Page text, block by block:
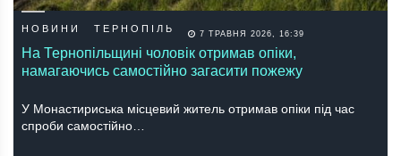
НОВИНИ ТЕРНОПІЛЬ 7 ТРАВНЯ 2026, 16:39
На Тернопільщині чоловік отримав опіки,
намагаючись самостійно загасити пожежу
У Монастириська місцевий житель отримав опіки під час
спроби самостійно…